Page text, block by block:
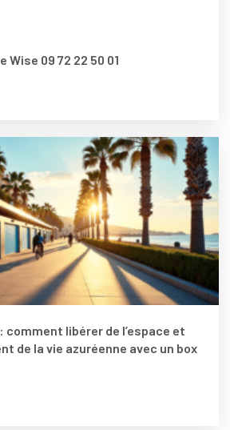
Wise 09 72 22 50 01
comment libérer de l’espace et
de la vie azuréenne avec un box